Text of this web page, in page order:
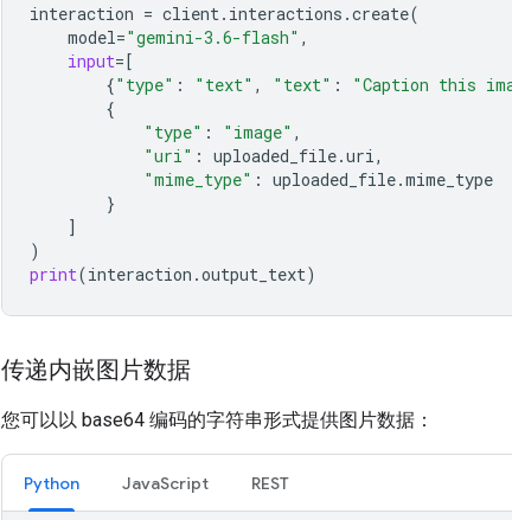
interaction = client. interactions .create(
model="gemini-3.6-flash" ,
input=[
{"type" : "text" , "text" : "Caption this
{
"type" : "image" ,
"uri" : uploaded_file.uri,
"mime_type" : uploaded_file.mime_type
}
]
)
print(interaction .output_text)
传递内嵌图片数据
您可以以 base64 编码的字符串形式提供图片数据：
Python JavaScript REST